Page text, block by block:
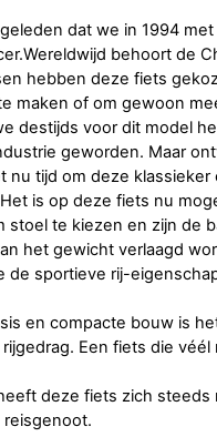
dat we in 1994
behoort de
hebben deze fiets
maken of om gewoon
destijds voor dit model
geworden. Maar
nu tijd om deze
is op deze fiets nu
stoel te kiezen en zijn de
het gewicht verlaagd
de sportieve rij-
en compacte bouw is
Een fiets die
deze fiets zich